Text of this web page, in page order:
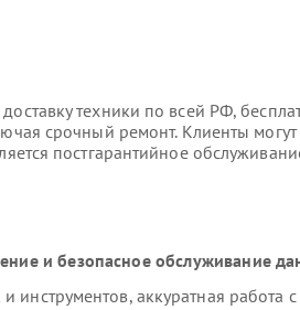
техники по всей РФ,
срочный ремонт. Клиенты могут
постгарантийное
и безопасное обслуживание
аккуратная работа с